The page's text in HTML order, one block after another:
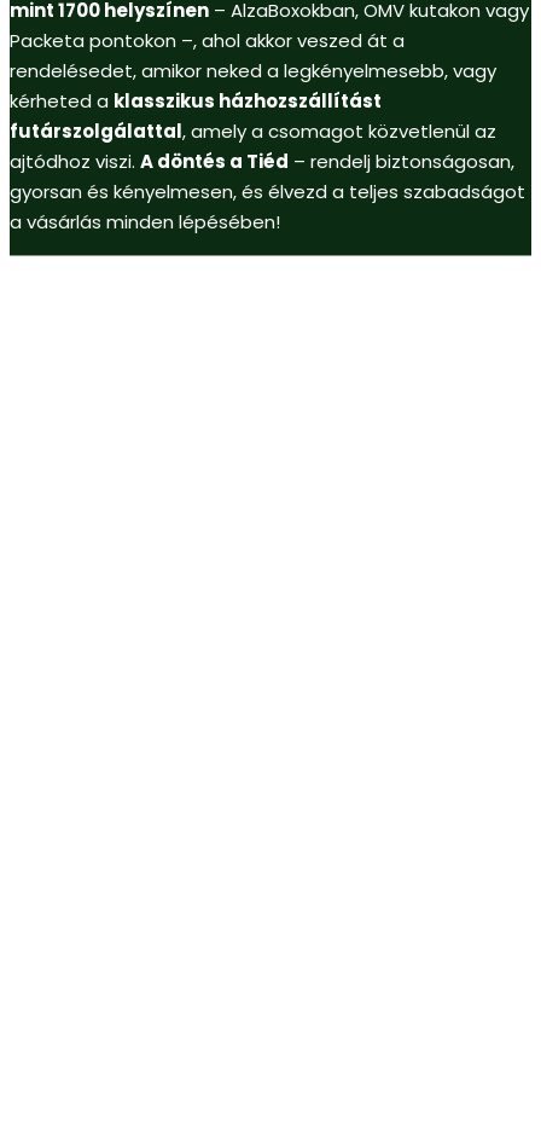
mint 1700 helyszínen – AlzaBoxokban, OMV kutakon vagy
Packeta pontokon –, ahol akkor veszed át a
rendelésedet, amikor neked a legkényelmesebb, vagy
kérheted a klasszikus házhozszállítást
futárszolgálattal, amely a csomagot közvetlenül az
ajtódhoz viszi. A döntés a Tiéd – rendelj biztonságosan,
gyorsan és kényelmesen, és élvezd a teljes szabadságot
a vásárlás minden lépésében!